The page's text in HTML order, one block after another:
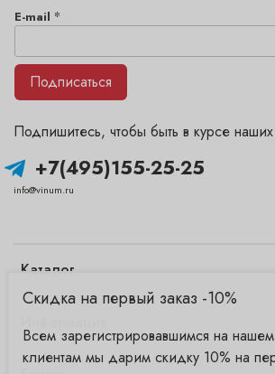
Каталог
+7(495)155-25-25
info@vinum.ru
Подпишитесь, чтобы быть в курсе
E-mail *
Подписаться
Скидка на первый заказ -10%
Всем зарегистрировавшимся на
клиентам мы дарим скидку 10% на